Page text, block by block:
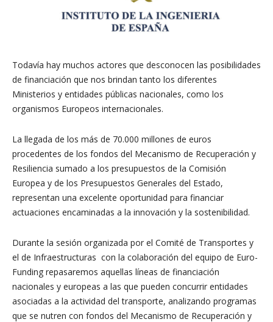
Todavía hay muchos actores que desconocen las posibilidades
de financiación que nos brindan tanto los diferentes
Ministerios y entidades públicas nacionales, como los
organismos Europeos internacionales.
La llegada de los más de 70.000 millones de euros
procedentes de los fondos del Mecanismo de Recuperación y
Resiliencia sumado a los presupuestos de la Comisión
Europea y de los Presupuestos Generales del Estado,
representan una excelente oportunidad para financiar
actuaciones encaminadas a la innovación y la sostenibilidad.
Durante la sesión organizada por el Comité de Transportes y
el de Infraestructuras con la colaboración del equipo de Euro-
Funding repasaremos aquellas líneas de financiación
nacionales y europeas a las que pueden concurrir entidades
asociadas a la actividad del transporte, analizando programas
que se nutren con fondos del Mecanismo de Recuperación y